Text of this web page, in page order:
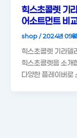
힉스초콜렛 기
어소트먼트 비
shop/2024년 09
힉스초콜렛 기라델
힉스초콜렛을 소개
다양한 플레이버로